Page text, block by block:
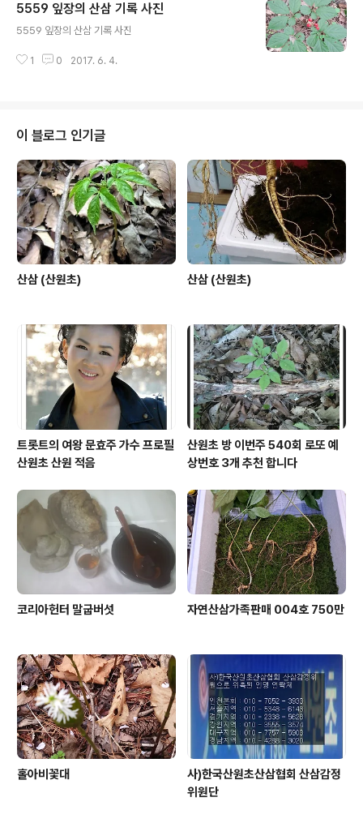
5559 잎장의 산삼 기록 사진
5559 잎장의 산삼 기록 사진
1 0 2017. 6. 4.
이 블로그 인기글
산삼 (산원초) 산삼 (산원초)
트롯트의 여왕 문효주 가수 프로필
산원초 산원 적음
산원초 방 이번주 540회 로또 예
상번호 3개 추천 합니다
코리아헌터 말굽버섯 자연산삼가족판매 004호 750만
홀아비꽃대
사)한국산원초산삼협회 산삼감정
위원단